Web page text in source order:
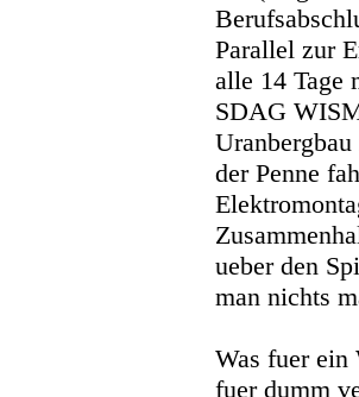
Parallel zur
alle 14 Tage
SDAG
der Penne
ueber den
man nichts
Was fuer ein
fuer dumm